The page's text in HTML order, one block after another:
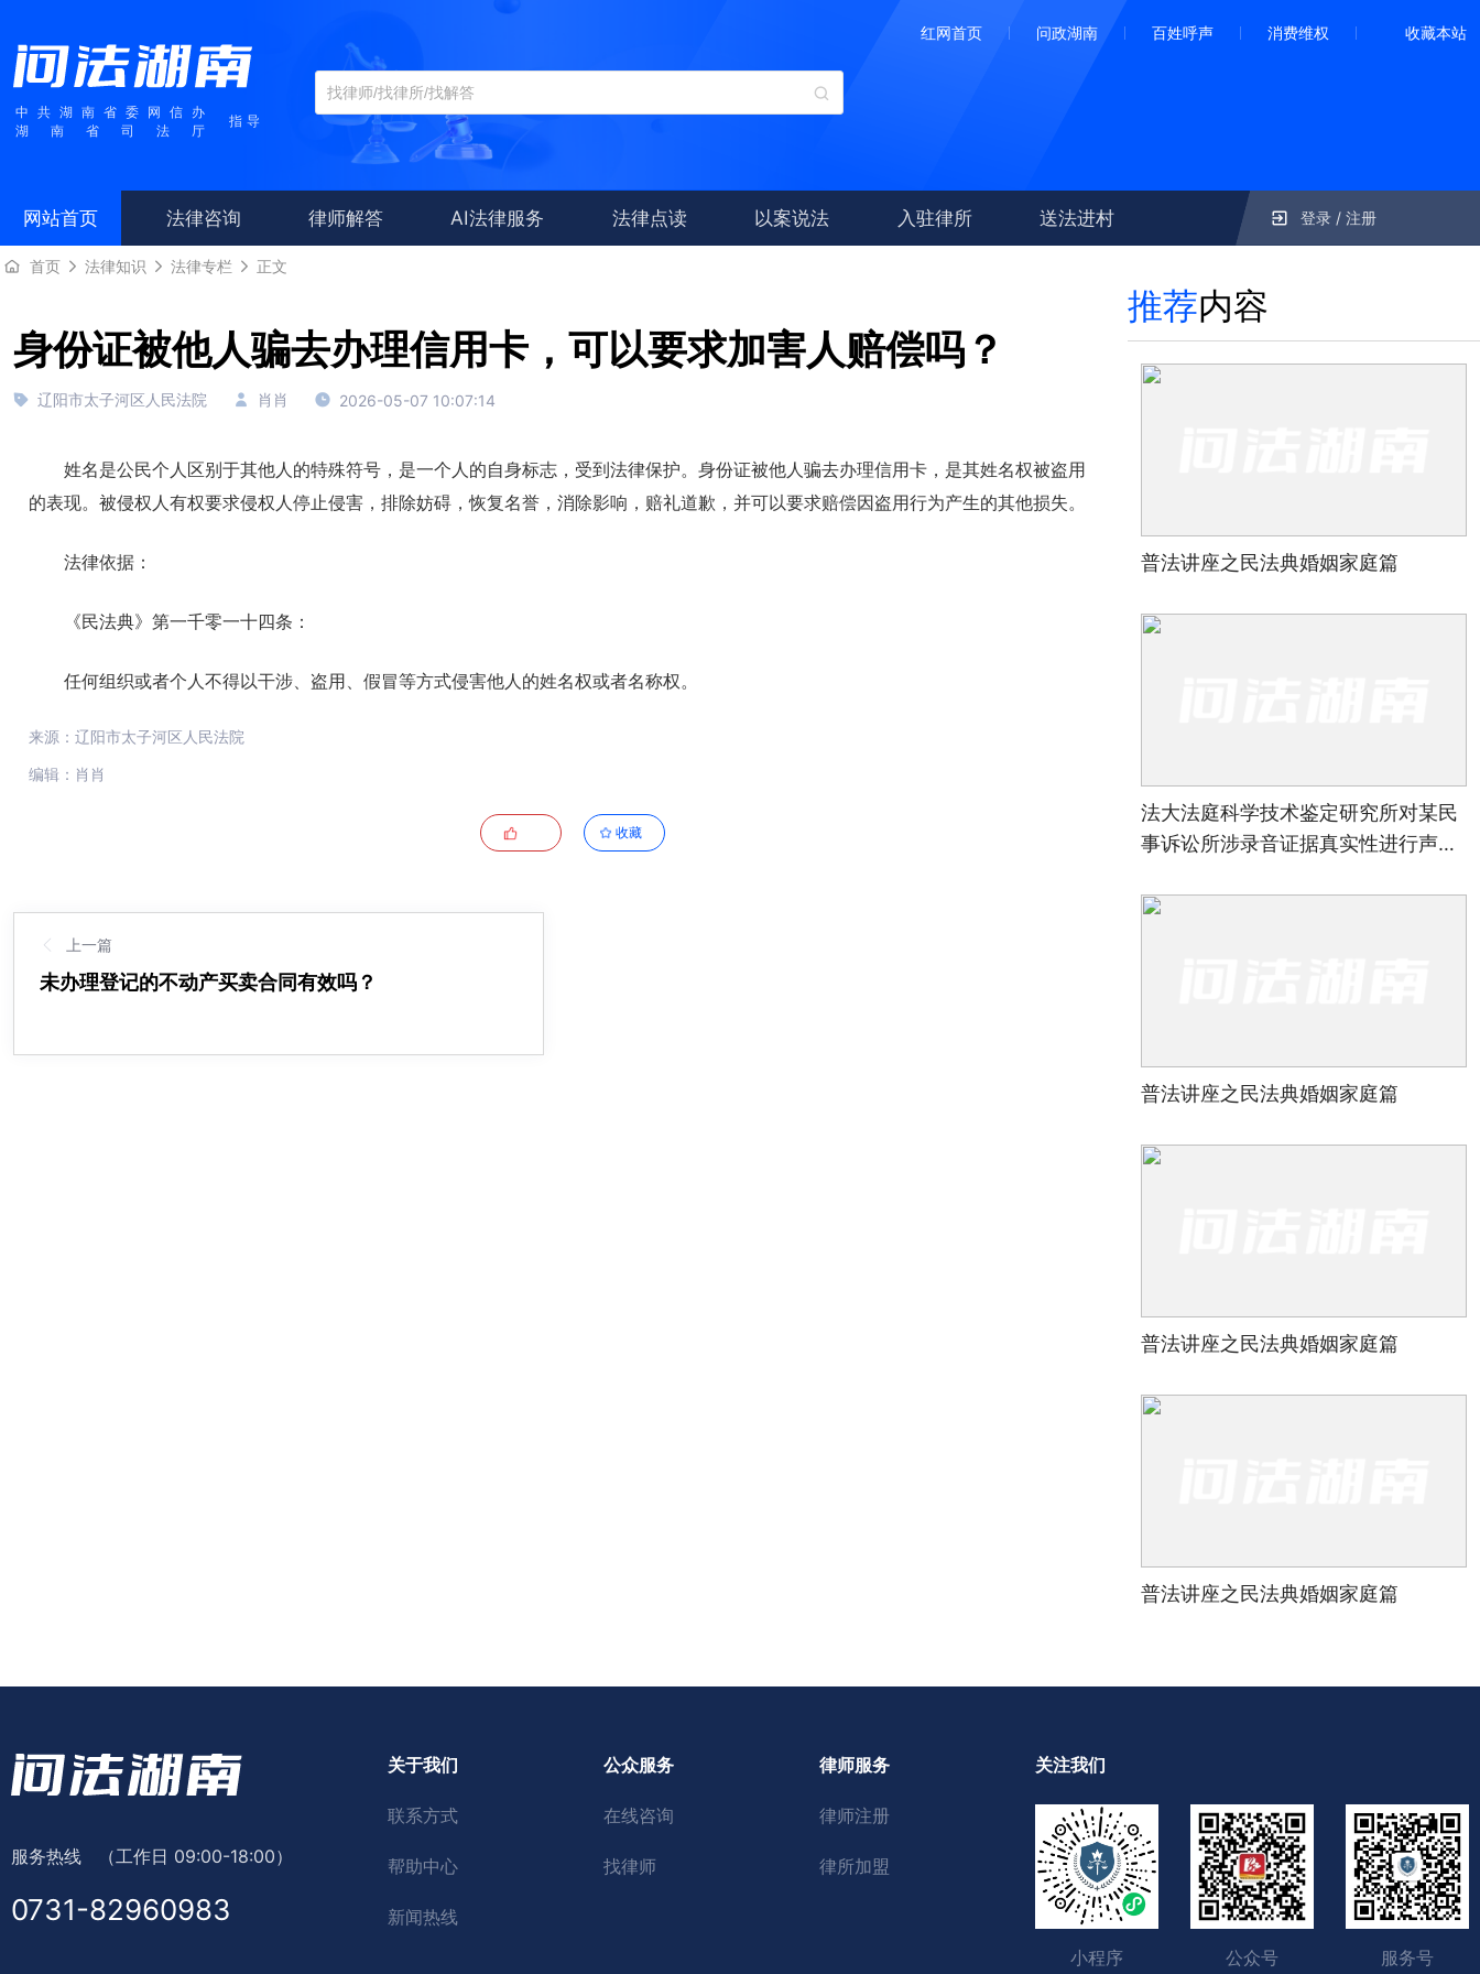
中共湖南省委网信办
湖南省司法厅
指导
红网首页 问政湖南 百姓呼声 消费维权 收藏本站
网站首页 法律咨询 律师解答 AI法律服务 法律点读 以案说法 入驻律所 送法进村 登录 / 注册
首页 法律知识 法律专栏 正文
身份证被他人骗去办理信用卡，可以要求加害人赔偿吗？
辽阳市太子河区人民法院 肖肖 2026-05-07 10:07:14
姓名是公民个人区别于其他人的特殊符号，是一个人的自身标志，受到法律保护。身份证被他人骗去办理信用卡，是其姓名权被盗用
的表现。被侵权人有权要求侵权人停止侵害，排除妨碍，恢复名誉，消除影响，赔礼道歉，并可以要求赔偿因盗用行为产生的其他损失。
法律依据：
《民法典》第一千零一十四条：
任何组织或者个人不得以干涉、盗用、假冒等方式侵害他人的姓名权或者名称权。
来源：辽阳市太子河区人民法院
编辑：肖肖
收藏
上一篇
未办理登记的不动产买卖合同有效吗？
推荐内容
普法讲座之民法典婚姻家庭篇
法大法庭科学技术鉴定研究所对某民
事诉讼所涉录音证据真实性进行声像
普法讲座之民法典婚姻家庭篇
普法讲座之民法典婚姻家庭篇
普法讲座之民法典婚姻家庭篇
服务热线 （工作日 09:00-18:00）
0731-82960983
关于我们
联系方式
帮助中心
新闻热线
公众服务
在线咨询
找律师
律师服务
律师注册
律所加盟
关注我们
小程序 公众号 服务号